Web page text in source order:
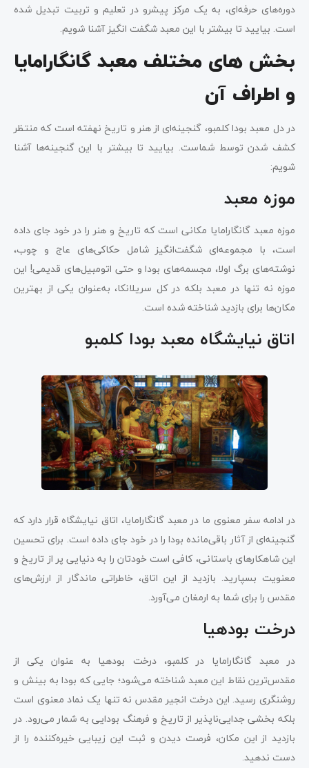
دوره‌های حرفه‌ای، به یک مرکز پیشرو در تعلیم و تربیت تبدیل شده
است. بیایید تا بیشتر با این معبد شگفت انگیز آشنا شویم.
بخش های مختلف معبد گانگارامایا
و اطراف آن
در دل معبد بودا کلمبو، گنجینه‌ای از هنر و تاریخ نهفته است که منتظر
کشف شدن توسط شماست. بیایید تا بیشتر با این گنجینه‌ها آشنا
شویم:
موزه معبد
موزه معبد گانگارامایا مکانی است که تاریخ و هنر را در خود جای داده
است، با مجموعه‌ای شگفت‌انگیز شامل حکاکی‌های عاج و چوب،
نوشته‌های برگ اولا، مجسمه‌های بودا و حتی اتومبیل‌های قدیمی! این
موزه نه تنها در معبد بلکه در کل سریلانکا، به‌عنوان یکی از بهترین
مکان‌ها برای بازدید شناخته شده است.
اتاق نیایشگاه معبد بودا کلمبو
در ادامه سفر معنوی ما در معبد گانگارامایا، اتاق نیایشگاه قرار دارد که
گنجینه‌ای از آثار باقی‌مانده بودا را در خود جای داده است. برای تحسین
این شاهکارهای باستانی، کافی است خودتان را به دنیایی پر از تاریخ و
معنویت بسپارید. بازدید از این اتاق، خاطراتی ماندگار از ارزش‌های
مقدس را برای شما به ارمغان می‌آورد.
درخت بودهیا
در معبد گانگارامایا در کلمبو، درخت بودهیا به عنوان یکی از
مقدس‌ترین نقاط این معبد شناخته می‌شود؛ جایی که بودا به بینش و
روشنگری رسید. این درخت انجیر مقدس نه تنها یک نماد معنوی است
بلکه بخشی جدایی‌ناپذیر از تاریخ و فرهنگ بودایی به شمار می‌رود. در
بازدید از این مکان، فرصت دیدن و ثبت این زیبایی خیره‌کننده را از
دست ندهید.